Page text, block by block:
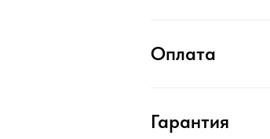
Оплата
Гарантия